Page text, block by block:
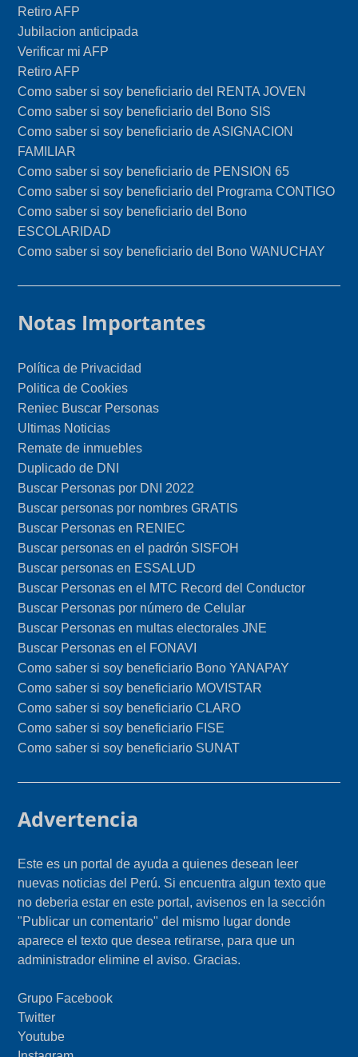
Retiro AFP
Jubilacion anticipada
Verificar mi AFP
Retiro AFP
Como saber si soy beneficiario del RENTA JOVEN
Como saber si soy beneficiario del Bono SIS
Como saber si soy beneficiario de ASIGNACION
FAMILIAR
Como saber si soy beneficiario de PENSION 65
Como saber si soy beneficiario del Programa CONTIGO
Como saber si soy beneficiario del Bono
ESCOLARIDAD
Como saber si soy beneficiario del Bono WANUCHAY
Notas Importantes
Política de Privacidad
Politica de Cookies
Reniec Buscar Personas
Ultimas Noticias
Remate de inmuebles
Duplicado de DNI
Buscar Personas por DNI 2022
Buscar personas por nombres GRATIS
Buscar Personas en RENIEC
Buscar personas en el padrón SISFOH
Buscar personas en ESSALUD
Buscar Personas en el MTC Record del Conductor
Buscar Personas por número de Celular
Buscar Personas en multas electorales JNE
Buscar Personas en el FONAVI
Como saber si soy beneficiario Bono YANAPAY
Como saber si soy beneficiario MOVISTAR
Como saber si soy beneficiario CLARO
Como saber si soy beneficiario FISE
Como saber si soy beneficiario SUNAT
Advertencia
Este es un portal de ayuda a quienes desean leer
nuevas noticias del Perú. Si encuentra algun texto que
no deberia estar en este portal, avisenos en la sección
"Publicar un comentario" del mismo lugar donde
aparece el texto que desea retirarse, para que un
administrador elimine el aviso. Gracias.
Grupo Facebook
Twitter
Youtube